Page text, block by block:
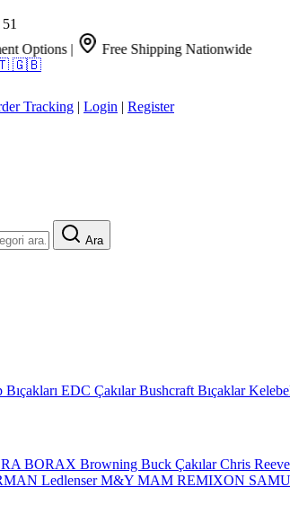
|
Free Shipping Nationwide
🇬🇧
Tracking | Login | Register
Ara
EDC ÇakılarBushcraft Bıçaklar
BORAX Browning Buck ÇakılarChris Reeve
LedlenserM&Y MAM REMIXON